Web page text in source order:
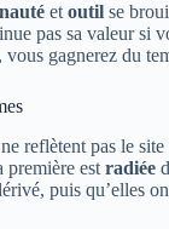
et outil se
pas sa valeur si
gagnerez du
reflètent pas le
première est radiée
puis qu’elles